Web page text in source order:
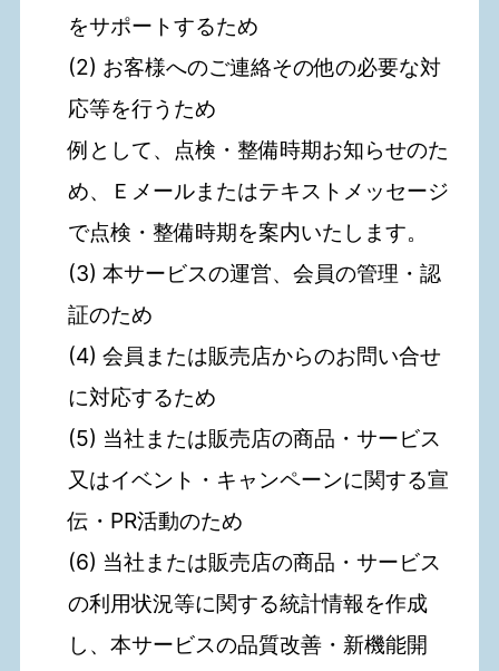
をサポートするため
(2) お客様へのご連絡その他の必要な対
応等を行うため
例として、点検・整備時期お知らせのた
め、Ｅメールまたはテキストメッセージ
で点検・整備時期を案内いたします。
(3) 本サービスの運営、会員の管理・認
証のため
(4) 会員または販売店からのお問い合せ
に対応するため
(5) 当社または販売店の商品・サービス
又はイベント・キャンペーンに関する宣
伝・PR活動のため
(6) 当社または販売店の商品・サービス
の利用状況等に関する統計情報を作成
し、本サービスの品質改善・新機能開